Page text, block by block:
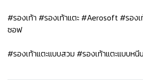
#รองเท้า #รองเท้าแตะ #Aerosoft #รอง
ซอฟ
#รองเท้าแตะแบบสวม #รองเท้าแตะแบบห